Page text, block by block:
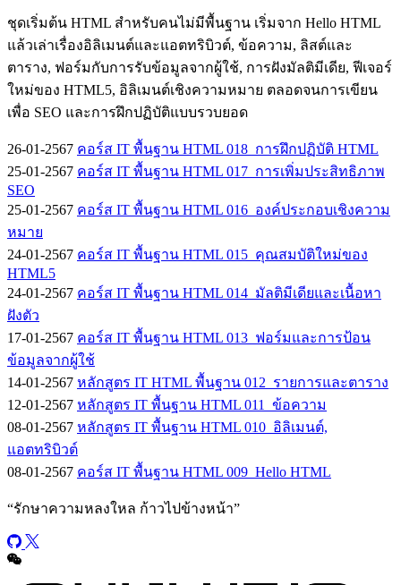
ชุดเริ่มต้น HTML สำหรับคนไม่มีพื้นฐาน เริ่มจาก Hello HTML
แล้วเล่าเรื่องอิลิเมนต์และแอตทริบิวต์, ข้อความ, ลิสต์และ
ตาราง, ฟอร์มกับการรับข้อมูลจากผู้ใช้, การฝังมัลติมีเดีย, ฟีเจอร์
ใหม่ของ HTML5, อิลิเมนต์เชิงความหมาย ตลอดจนการเขียน
เพื่อ SEO และการฝึกปฏิบัติแบบรวบยอด
26-01-2567 คอร์ส IT พื้นฐาน HTML 018_การฝึกปฏิบัติ HTML
25-01-2567 คอร์ส IT พื้นฐาน HTML 017_การเพิ่มประสิทธิภาพ
SEO
25-01-2567 คอร์ส IT พื้นฐาน HTML 016_องค์ประกอบเชิงความ
หมาย
24-01-2567 คอร์ส IT พื้นฐาน HTML 015_คุณสมบัติใหม่ของ
HTML5
24-01-2567 คอร์ส IT พื้นฐาน HTML 014_มัลติมีเดียและเนื้อหา
ฝังตัว
17-01-2567 คอร์ส IT พื้นฐาน HTML 013_ฟอร์มและการป้อน
ข้อมูลจากผู้ใช้
14-01-2567 หลักสูตร IT HTML พื้นฐาน 012_รายการและตาราง
12-01-2567 หลักสูตร IT พื้นฐาน HTML 011_ข้อความ
08-01-2567 หลักสูตร IT พื้นฐาน HTML 010_อิลิเมนต์,
แอตทริบิวต์
08-01-2567 คอร์ส IT พื้นฐาน HTML 009_Hello HTML
“รักษาความหลงใหล ก้าวไปข้างหน้า”